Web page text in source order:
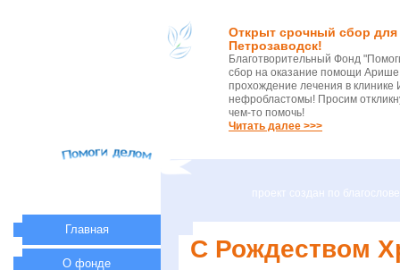
Открыт срочный сбор
Петрозаводск!
Благотворительный Фонд
сбор на оказание помощи Арише
прохождение лечения в клинике
нефробластомы! Просим
чем-то помочь!
Читать далее >>>
проект создан по
С Рождеством
Главная
О фонде